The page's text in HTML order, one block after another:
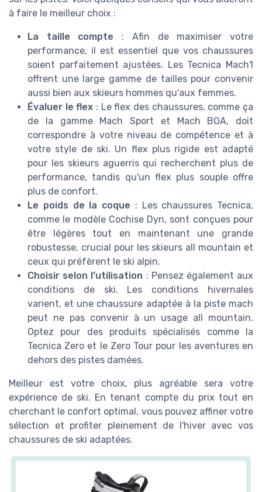
à faire le meilleur choix :
La taille compte : Afin de maximiser votre
performance, il est essentiel que vos chaussures
soient parfaitement ajustées. Les Tecnica Mach1
offrent une large gamme de tailles pour convenir
aussi bien aux skieurs hommes qu'aux femmes.
Évaluer le flex : Le flex des chaussures, comme ça
de la gamme Mach Sport et Mach BOA, doit
correspondre à votre niveau de compétence et à
votre style de ski. Un flex plus rigide est adapté
pour les skieurs aguerris qui recherchent plus de
performance, tandis qu'un flex plus souple offre
plus de confort.
Le poids de la coque : Les chaussures Tecnica,
comme le modèle Cochise Dyn, sont conçues pour
être légères tout en maintenant une grande
robustesse, crucial pour les skieurs all mountain et
ceux qui préfèrent le ski alpin.
Choisir selon l’utilisation : Pensez également aux
conditions de ski. Les conditions hivernales
varient, et une chaussure adaptée à la piste mach
peut ne pas convenir à un usage all mountain.
Optez pour des produits spécialisés comme la
Tecnica Zero et le Zero Tour pour les aventures en
dehors des pistes damées.
Meilleur est votre choix, plus agréable sera votre
expérience de ski. En tenant compte du prix tout en
cherchant le confort optimal, vous pouvez affiner votre
sélection et profiter pleinement de l'hiver avec vos
chaussures de ski adaptées.